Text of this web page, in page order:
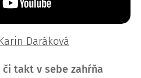
Karin Daráková
takt v sebe zahŕňa